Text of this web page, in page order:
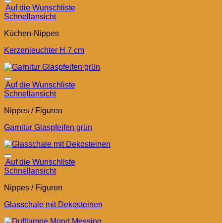
Auf die Wunschliste
Schnellansicht
Küchen-Nippes
Kerzenleuchter H 7 cm
Auf die Wunschliste
Schnellansicht
Nippes / Figuren
Garnitur Glaspfeifen grün
Auf die Wunschliste
Schnellansicht
Nippes / Figuren
Glasschale mit Dekosteinen